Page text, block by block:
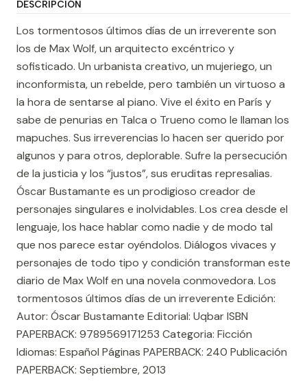
DESCRIPCIÓN
Los tormentosos últimos días de un irreverente son
los de Max Wolf, un arquitecto excéntrico y
sofisticado. Un urbanista creativo, un mujeriego, un
inconformista, un rebelde, pero también un virtuoso a
la hora de sentarse al piano. Vive el éxito en París y
sabe de penurias en Talca o Trueno como le llaman los
mapuches. Sus irreverencias lo hacen ser querido por
algunos y para otros, deplorable. Sufre la persecución
de la justicia y los “justos”, sus eruditas represalias.
Óscar Bustamante es un prodigioso creador de
personajes singulares e inolvidables. Los crea desde el
lenguaje, los hace hablar como nadie y de modo tal
que nos parece estar oyéndolos. Diálogos vivaces y
personajes de todo tipo y condición transforman este
diario de Max Wolf en una novela conmovedora. Los
tormentosos últimos días de un irreverente Edición:
Autor: Óscar Bustamante Editorial: Uqbar ISBN
PAPERBACK: 9789569171253 Categoria: Ficción
Idiomas: Español Páginas PAPERBACK: 240 Publicación
PAPERBACK: Septiembre, 2013